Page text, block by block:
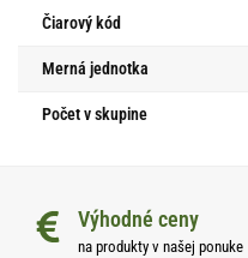
Čiarový kód
Merná jednotka
Počet v skupine
Výhodné ceny
na produkty v našej ponuke